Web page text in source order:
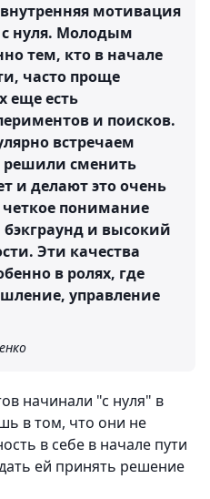
мотивация
с нуля. Молодым
тем, кто в начале
часто проще
еще есть
и поисков.
встречаем
решили сменить
и делают это очень
четкое понимание
и высокий
Эти качества
в ролях, где
управление
начинали "с нуля" в
в том, что они не
в себе в начале пути
ей принять решение